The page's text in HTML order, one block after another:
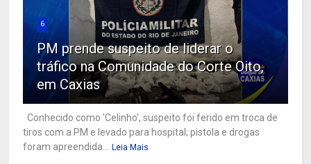
6
PM prende suspeito de liderar o
tráfico na Comunidade do Corte Oito,
em Caxias
Conhecido como 'Celinho', suspeito foi ferido em troca de
tiros com a PM e levado para hospital; pistola e drogas
foram apreendida... Leia Mais